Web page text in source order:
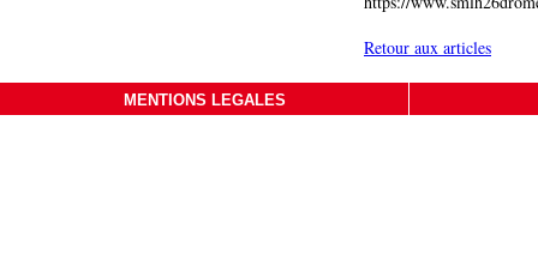
Retour aux articles
MENTIONS LEGALES